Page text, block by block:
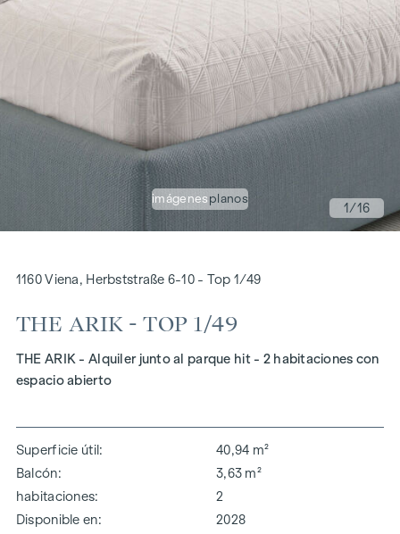
imágenes planos
1/16
1160 Viena, Herbststraße 6-10 - Top 1/49
THE ARIK - TOP 1/49
THE ARIK - Alquiler junto al parque hit - 2 habitaciones con
espacio abierto
Superficie útil
40,94 m²
Balcón
3,63 m²
habitaciones
2
Disponible en
2028